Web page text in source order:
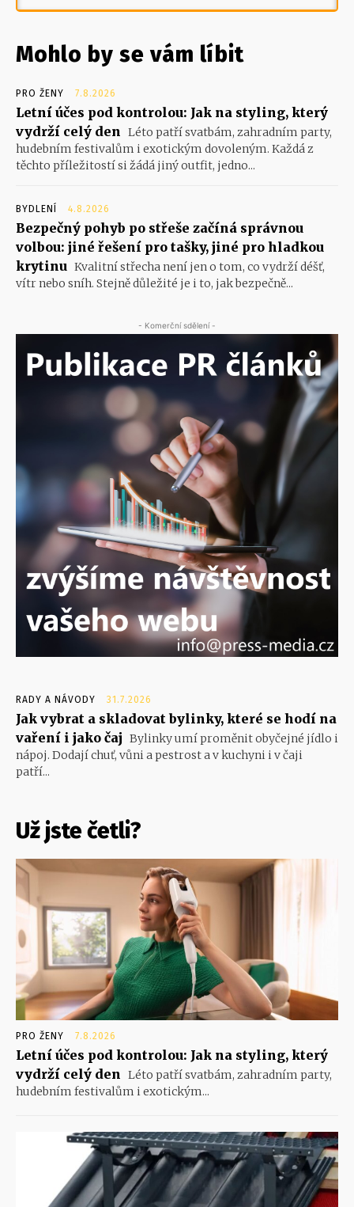
Mohlo by se vám líbit
PRO ŽENY 7.8.2026
Letní účes pod kontrolou: Jak na styling, který
vydrží celý den Léto patří svatbám, zahradním party,
hudebním festivalům i exotickým dovoleným. Každá z
těchto příležitostí si žádá jiný outfit, jedno...
BYDLENÍ 4.8.2026
Bezpečný pohyb po střeše začíná správnou
volbou: jiné řešení pro tašky, jiné pro hladkou
krytinu Kvalitní střecha není jen o tom, co vydrží déšť,
vítr nebo sníh. Stejně důležité je i to, jak bezpečně...
- Komerční sdělení -
RADY A NÁVODY 31.7.2026
Jak vybrat a skladovat bylinky, které se hodí na
vaření i jako čaj Bylinky umí proměnit obyčejné jídlo i
nápoj. Dodají chuť, vůni a pestrost a v kuchyni i v čaji
patří...
Už jste četli?
PRO ŽENY 7.8.2026
Letní účes pod kontrolou: Jak na styling, který
vydrží celý den
Léto patří svatbám, zahradním party,
hudebním festivalům i exotickým...